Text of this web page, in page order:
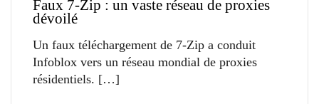
Faux 7-Zip : un vaste réseau de proxies
dévoilé
Un faux téléchargement de 7-Zip a conduit
Infoblox vers un réseau mondial de proxies
résidentiels.